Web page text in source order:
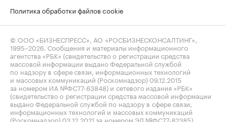
Политика обработки файлов cookie
© ООО «БИЗНЕСПРЕСС», АО «РОСБИЗНЕСКОНСАЛТИНГ»,
1995–2026 . Сообщения и материалы информационного
агентства «РБК» (свидетельство о регистрации средства
массовой информации выдано Федеральной службой
по надзору в сфере связи, информационных технологий
и массовых коммуникаций (Роскомнадзор) 09.12.2015
за номером ИА №ФС77-63848) и сетевого издания «РБК»
(свидетельство о регистрации средства массовой информации
выдано Федеральной службой по надзору в сфере связи,
информационных технологий и массовых коммуникаций
(Роскомнадзор) 03.12.2021 за номером ЭЛ №ФС77-82385)